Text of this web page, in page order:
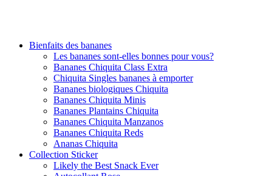
Bienfaits des bananes
Les bananes sont-elles bonnes pour vous?
Bananes Chiquita Class Extra
Chiquita Singles bananes à emporter
Bananes biologiques Chiquita
Bananes Chiquita Minis
Bananes Plantains Chiquita
Bananes Chiquita Manzanos
Bananes Chiquita Reds
Ananas Chiquita
Collection Sticker
Likely the Best Snack Ever